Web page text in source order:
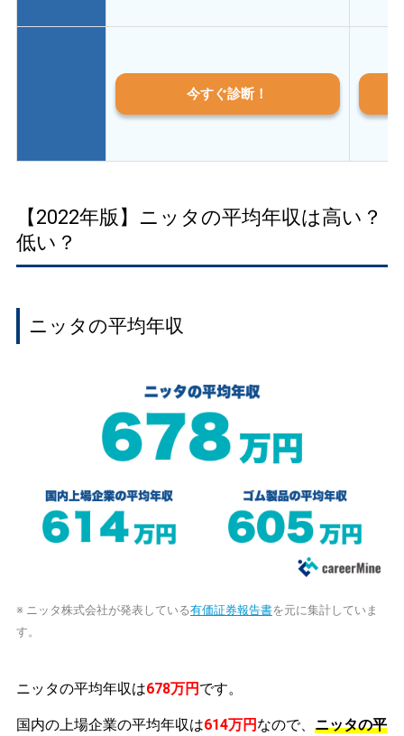
今すぐ診断！
【2022年版】ニッタの平均年収は高い？
低い？
ニッタの平均年収
※ ニッタ株式会社が発表している有価証券報告書を元に集計していま
す。
ニッタの平均年収は678万円 です。
国内の上場企業の平均年収は614万円 なので、 ニッタの平